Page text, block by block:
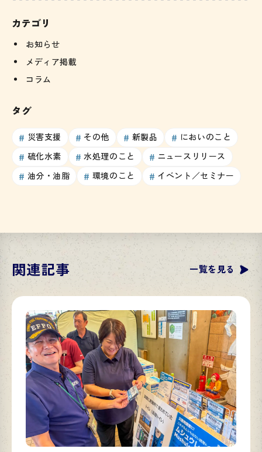
カテゴリ
お知らせ
メディア掲載
コラム
タグ
災害支援 その他 新製品
においのこと
硫化水素
水処理のこと
ニュースリリース
油分・油脂
環境のこと イベント／セミナー
関連記事 一覧を見る